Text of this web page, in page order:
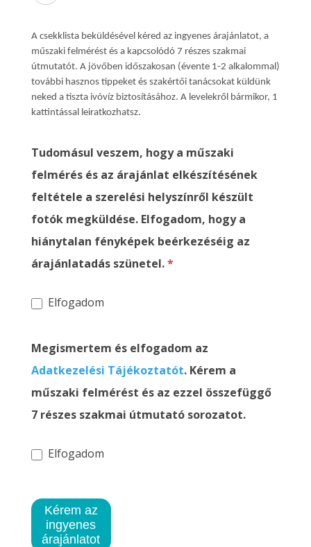
A csekklista beküldésével kéred az ingyenes árajánlatot, a
műszaki felmérést és a kapcsolódó 7 részes szakmai
útmutatót. A jövőben időszakosan (évente 1-2 alkalommal)
további hasznos tippeket és szakértői tanácsokat küldünk
neked a tiszta ivóvíz biztosításához. A levelekről bármikor, 1
kattintással leiratkozhatsz.
Tudomásul veszem, hogy a műszaki
felmérés és az árajánlat elkészítésének
feltétele a szerelési helyszínről készült
fotók megküldése. Elfogadom, hogy a
hiánytalan fényképek beérkezéséig az
árajánlatadás szünetel.*
Elfogadom
Megismertem és elfogadom az
Adatkezelési Tájékoztatót. Kérem a
műszaki felmérést és az ezzel összefüggő
7 részes szakmai útmutató sorozatot.
Elfogadom
Kérem az
ingyenes
árajánlatot